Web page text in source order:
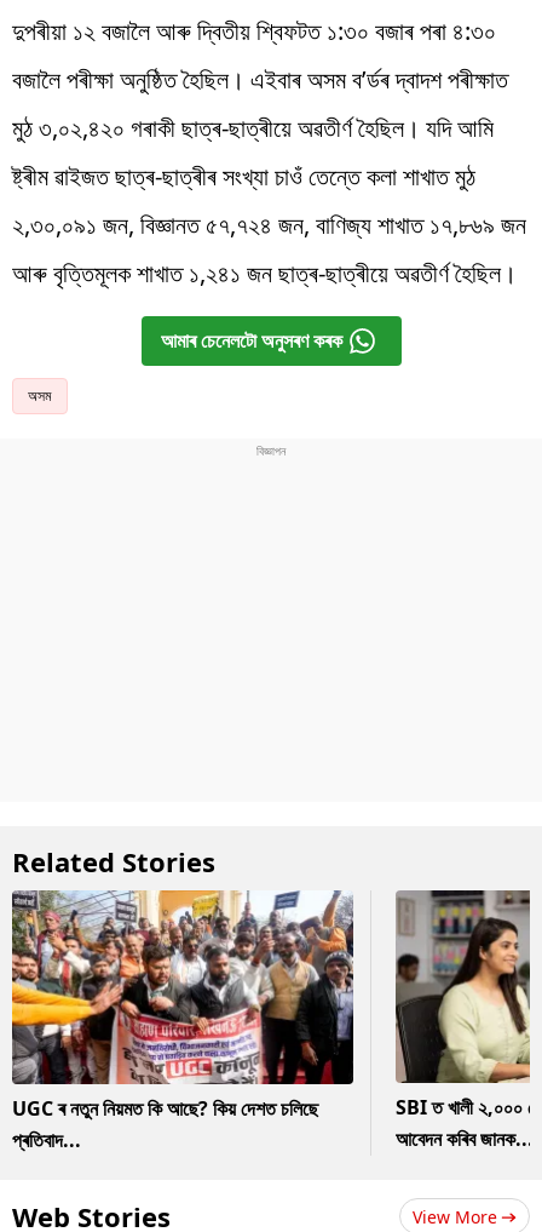
দুপৰীয়া ১২ বজালৈ আৰু দ্বিতীয় শ্বিফটত ১:৩০ বজাৰ পৰা ৪:৩০
বজালৈ পৰীক্ষা অনুষ্ঠিত হৈছিল। এইবাৰ অসম ব’ৰ্ডৰ দ্বাদশ পৰীক্ষাত
মুঠ ৩,০২,৪২০ গৰাকী ছাত্ৰ-ছাত্ৰীয়ে অৱতীৰ্ণ হৈছিল। যদি আমি
ষ্ট্ৰীম ৱাইজত ছাত্ৰ-ছাত্ৰীৰ সংখ্যা চাওঁ তেন্তে কলা শাখাত মুঠ
২,৩০,০৯১ জন, বিজ্ঞানত ৫৭,৭২৪ জন, বাণিজ্য শাখাত ১৭,৮৬৯ জন
আৰু বৃত্তিমূলক শাখাত ১,২৪১ জন ছাত্ৰ-ছাত্ৰীয়ে অৱতীৰ্ণ হৈছিল।
আমাৰ চেনেলটো অনুসৰণ কৰক
অসম
Related Stories
UGC ৰ নতুন নিয়মত কি আছে? কিয় দেশত চলিছে
প্ৰতিবাদ...
SBI ত খালী ২,০০০
আবেদন কৰিব জানক...
Web Stories View More